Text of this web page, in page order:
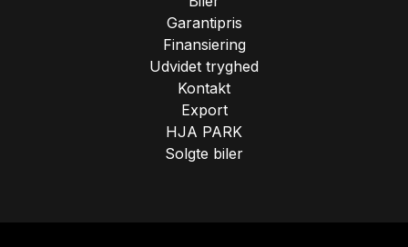
Garantipris
Finansiering
Udvidet tryghed
Kontakt
Export
HJA PARK
Solgte biler